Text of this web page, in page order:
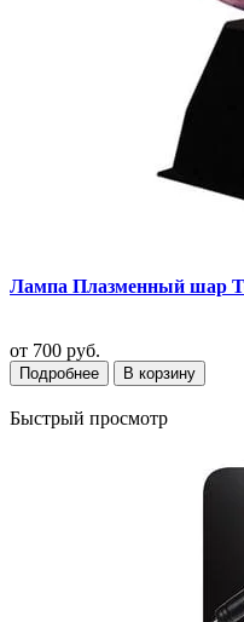
Лампа Плазменный шар
от 700 руб.
Подробнее В корзину
Быстрый просмотр